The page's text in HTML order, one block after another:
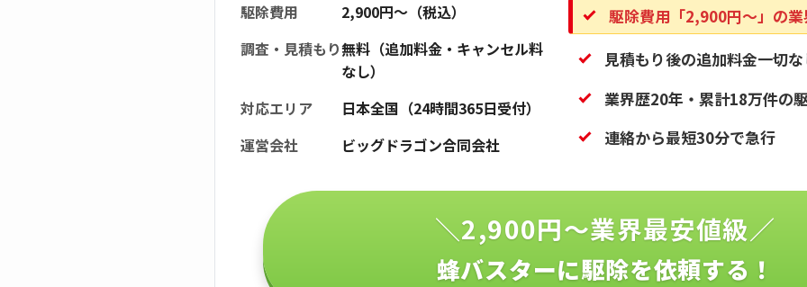
駆除費用
2,900円〜（税込）
調査・見積もり無料（追加料金・キャンセル料
なし）
対応エリア
日本全国（24時間365日受付）
運営会社
ビッグドラゴン合同会社
駆除費用「2,900円〜」の
見積もり後の追加料金一切
業界歴20年・累計18万件の
連絡から最短30分で急行
＼2,900円〜業界最安値級／
蜂バスターに駆除を依頼する！